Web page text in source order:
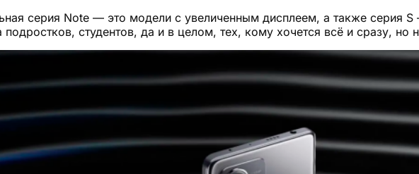
серия Note — это модели с увеличенным дисплеем, а также серия
студентов, да и в целом, тех, кому хочется всё и сразу, но